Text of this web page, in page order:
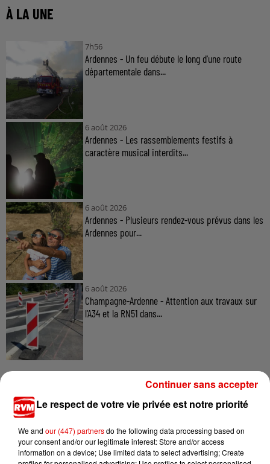
À LA UNE
7h56
Ardennes - Un feu débute le long d'une route
départementale dans...
6 août 2026
Ardennes - Les rassemblements festifs à
caractère musical interdits...
6 août 2026
Ardennes - Plusieurs rendez-vous prévus dans les
Ardennes pour...
6 août 2026
Champagne-Ardenne - Attention aux travaux sur
l'A34 et la RN51 dans...
TITRES DIFFUSÉS
Le respect de votre vie privée est notre priorité
We and our (447) partnersdo the following data processing based on
your consent and/or our legitimate interest: Store and/or access
information on a device; Use limited data to select advertising; Create
Continuer sans accepter